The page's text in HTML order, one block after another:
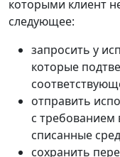
которыми клиент
следующее:
запросить у
которые
отправить
с
списанные
сохранить